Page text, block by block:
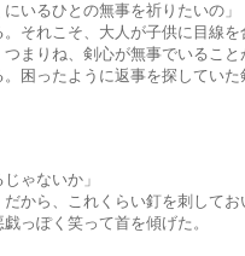
ひとの無事を祈りたいの」
、大人が子供に目線を合
剣心が無事でいることが
うに返事を探していた剣心
ないか」
れくらい釘を刺しておい
く笑って首を傾げた。